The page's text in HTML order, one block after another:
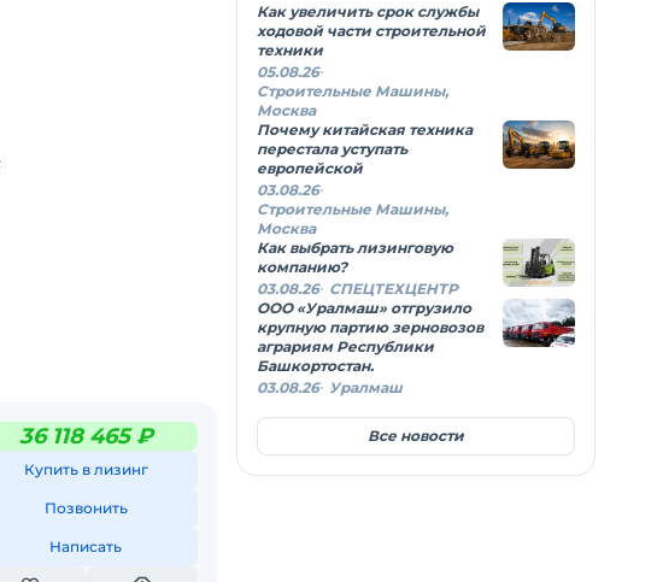
36 118 465 ₽
Купить в лизинг
Позвонить
Написать
Как увеличить срок службы
ходовой части строительной
техники
05.08.26
Строительные Машины,
Москва
Почему китайская техника
перестала уступать
европейской
03.08.26
Строительные Машины,
Москва
Как выбрать лизинговую
компанию?
03.08.26 СПЕЦТЕХЦЕНТР
ООО «Уралмаш» отгрузило
крупную партию зерновозов
аграриям Республики
Башкортостан.
03.08.26 Уралмаш
Все новости